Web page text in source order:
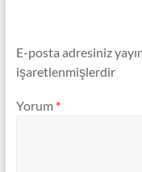
E-posta adresiniz
işaretlenmişlerdir
Yorum *